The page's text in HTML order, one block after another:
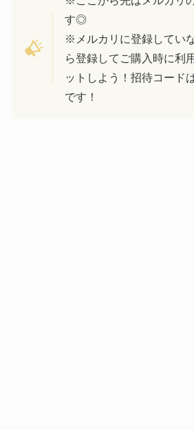
す◎
※メルカリに登録してい
ら登録してご購入時に利
ットしよう！招待コード
です！